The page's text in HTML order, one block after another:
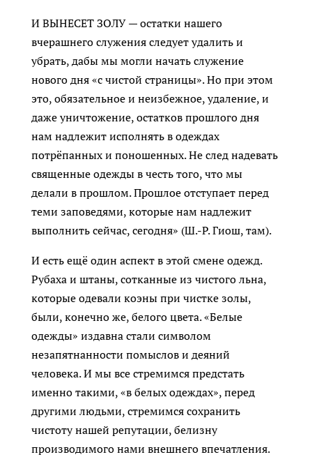
И ВЫНЕСЕТ ЗОЛУ — остатки нашего
вчерашнего служения следует удалить и
убрать, дабы мы могли начать служение
нового дня «с чистой страницы». Но при этом
это, обязательное и неизбежное, удаление, и
даже уничтожение, остатков прошлого дня
нам надлежит исполнять в одеждах
потрёпанных и поношенных. Не след надевать
священные одежды в честь того, что мы
делали в прошлом. Прошлое отступает перед
теми заповедями, которые нам надлежит
выполнить сейчас, сегодня» (Ш.-Р. Гиош, там).
И есть ещё один аспект в этой смене одежд.
Рубаха и штаны, сотканные из чистого льна,
которые одевали коэны при чистке золы,
были, конечно же, белого цвета. «Белые
одежды» издавна стали символом
незапятнанности помыслов и деяний
человека. И мы все стремимся предстать
именно такими, «в белых одеждах», перед
другими людьми, стремимся сохранить
чистоту нашей репутации, белизну
производимого нами внешнего впечатления.